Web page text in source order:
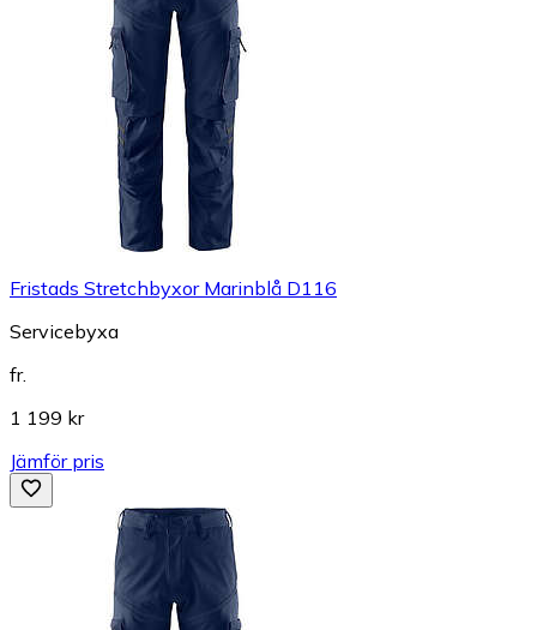
Fristads Stretchbyxor Marinblå D116
Servicebyxa
fr.
1 199 kr
Jämför pris